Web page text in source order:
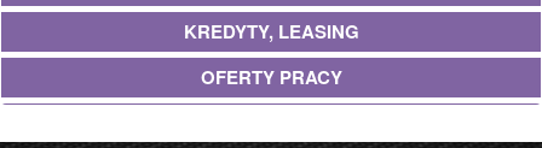
KREDYTY, LEASING
OFERTY PRACY